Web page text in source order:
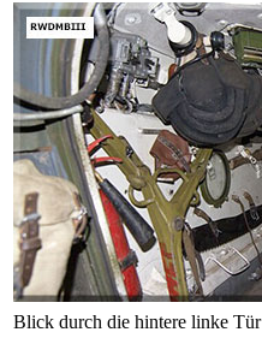
Blick durch die hintere linke Tür